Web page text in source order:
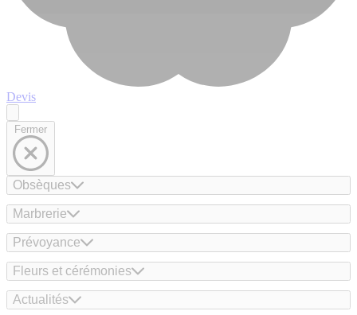
Devis
Fermer
Obsèques
Marbrerie
Prévoyance
Fleurs et cérémonies
Actualités